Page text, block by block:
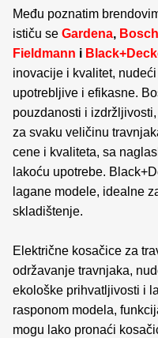
Među poznatim
ističu se Gardena, Bosch
Fieldmann i
inovacije i kvalitet,
upotrebljive i efikasne.
pouzdanosti i
za svaku veličinu
cene i kvaliteta, sa
lakoću upotrebe.
lagane modele, idealne
skladištenje.
Električne kosačice za
održavanje travnjaka,
ekološke prihvatljivosti i
rasponom modela,
mogu lako pronaći